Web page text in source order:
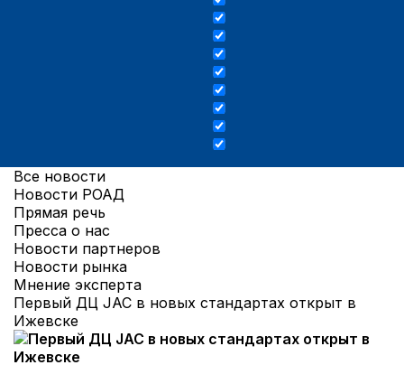
Все новости
Новости РОАД
Прямая речь
Пресса о нас
Новости партнеров
Новости рынка
Мнение эксперта
Первый ДЦ JAC в новых стандартах открыт в
Ижевске